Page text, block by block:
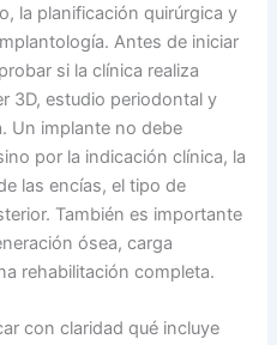
la planificación quirúrgica y
Antes de iniciar
si la clínica realiza
3D, estudio periodontal y
Un implante no debe
por la indicación clínica, la
las encías, el tipo de
También es importante
ósea, carga
rehabilitación completa.
con claridad qué incluye